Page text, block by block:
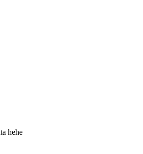
hehe